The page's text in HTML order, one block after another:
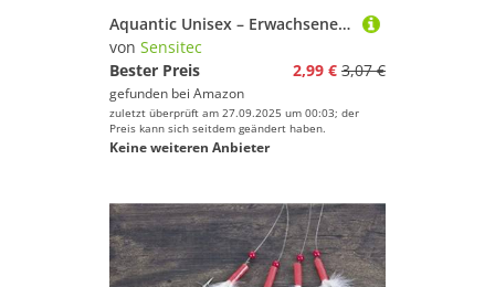
Aquantic Unisex – Erwachsene 10C4039507207540C10, verfügbar in fängigen Farben, je 3 Gummi-Makks am Vorfach, Qualitätsschnur und Hochleistungswirbel (Rot, 8/0), Bunt, Normal
von Sensitec
Bester Preis
2,99 € 3,07 €
gefunden bei Amazon
zuletzt überprüft am 27.09.2025 um 00:03; der
Preis kann sich seitdem geändert haben.
Keine weiteren Anbieter